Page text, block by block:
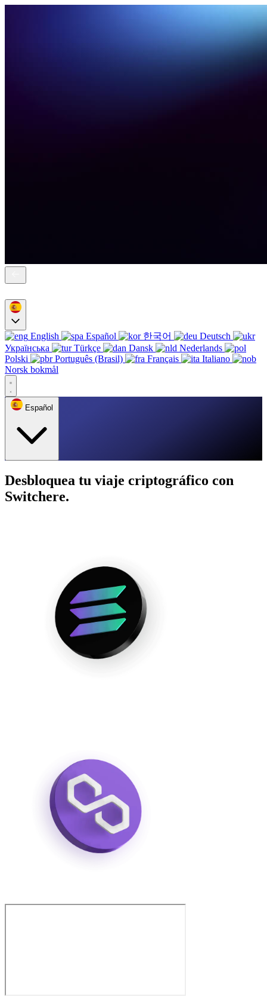
English Español 한국어
Deutsch
Українська
Türkçe Dansk
Nederlands
Polski
Português (Brasil) Français
Italiano
Norsk bokmål
Español
Desbloquea tu viaje criptográfico con
Switchere.